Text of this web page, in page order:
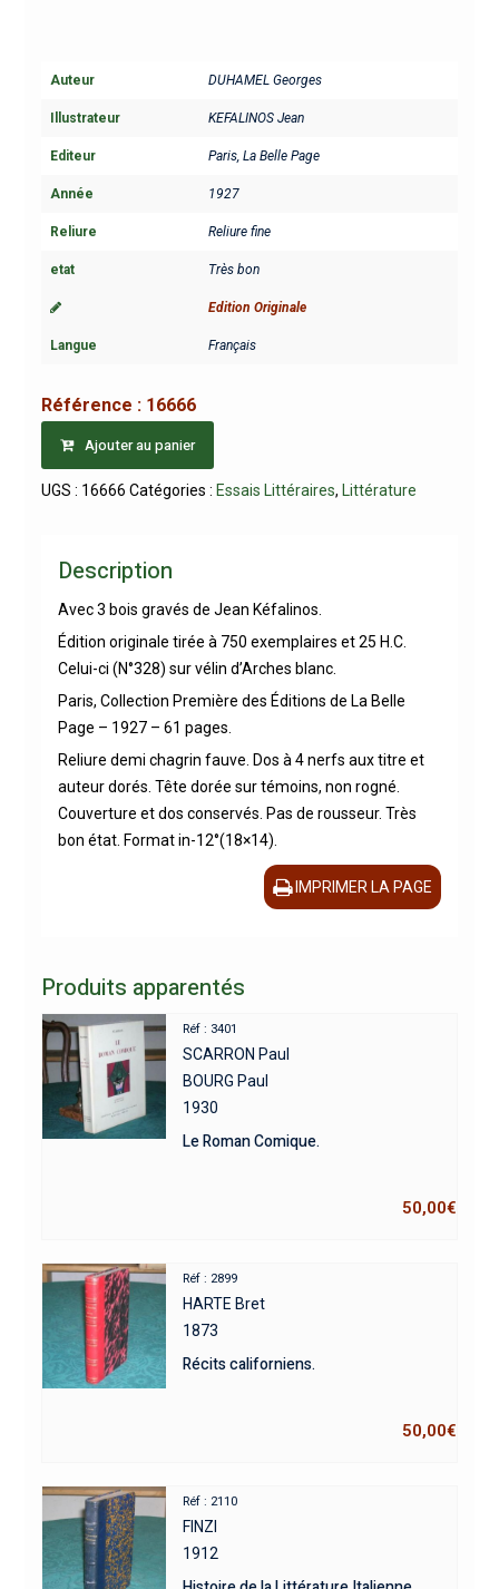
Auteur DUHAMEL Georges
Illustrateur KEFALINOS Jean
Editeur Paris, La Belle Page
Année 1927
Reliure Reliure fine
etat Très bon
Edition Originale
Langue Français
Référence : 16666
Ajouter au panier
UGS : 16666 Catégories : Essais Littéraires, Littérature
Description
Avec 3 bois gravés de Jean Kéfalinos.
Édition originale tirée à 750 exemplaires et 25 H.C.
Celui-ci (N°328) sur vélin d’Arches blanc.
Paris, Collection Première des Éditions de La Belle
Page – 1927 – 61 pages.
Reliure demi chagrin fauve. Dos à 4 nerfs aux titre et
auteur dorés. Tête dorée sur témoins, non rogné.
Couverture et dos conservés. Pas de rousseur. Très
bon état. Format in-12°(18×14).
IMPRIMER LA PAGE
Produits apparentés
Réf : 3401
SCARRON Paul
BOURG Paul
1930
Le Roman Comique.
50,00€
Réf : 2899
HARTE Bret
1873
Récits californiens.
50,00€
Réf : 2110
FINZI
1912